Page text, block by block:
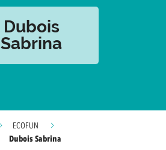
Dubois
Sabrina
ECOFUN
Dubois Sabrina